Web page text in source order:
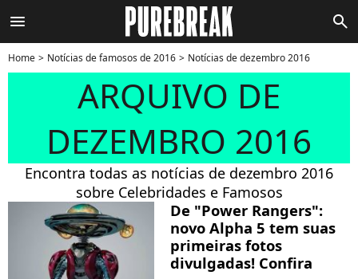
menu search
Home Notícias de famosos de 2016 Notícias de dezembro 2016
ARQUIVO DE
DEZEMBRO 2016
Encontra todas as notícias de dezembro 2016
sobre Celebridades e Famosos
De "Power Rangers":
novo Alpha 5 tem suas
primeiras fotos
divulgadas! Confira